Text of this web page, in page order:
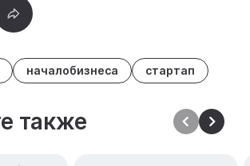
началобизнеса стартап
также